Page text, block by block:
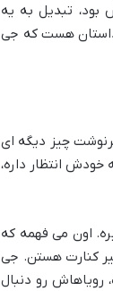
تبدیل به یه
هست که جی
چیز دیگه ای
انتظار داره،
اون می فهمه که
کنارت هستن. جی
رویاهاش رو دنبال